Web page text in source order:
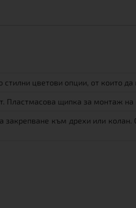
цветови опции, от които да
Пластмасова щипка за монтаж
към дрехи или колан.